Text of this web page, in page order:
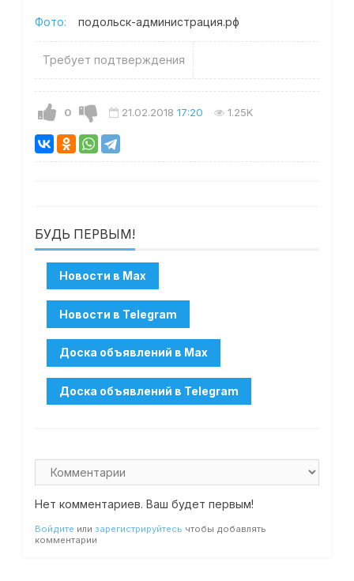
Фото: подольск-администрация.рф
Требует подтверждения
0 21.02.2018 17:20 1.25K
БУДЬ ПЕРВЫМ!
Нет комментариев. Ваш будет первым!
Войдите или зарегистрируйтесь чтобы добавлять
комментарии